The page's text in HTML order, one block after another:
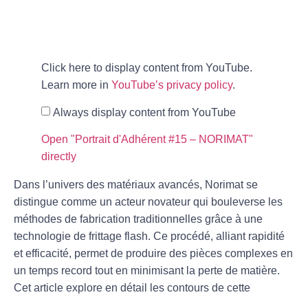
Click here to display content from YouTube.
Learn more in YouTube’s privacy policy.
Always display content from YouTube
Open "Portrait d'Adhérent #15 – NORIMAT"
directly
Dans l’univers des matériaux avancés, Norimatse
distingue comme un acteur novateur qui bouleverse les
méthodes de fabrication traditionnelles grâce à une
technologie de frittage flash. Ce procédé, alliant rapidité
et efficacité, permet de produire des pièces complexes en
un temps record tout en minimisant la perte de matière.
Cet article explore en détail les contours de cette